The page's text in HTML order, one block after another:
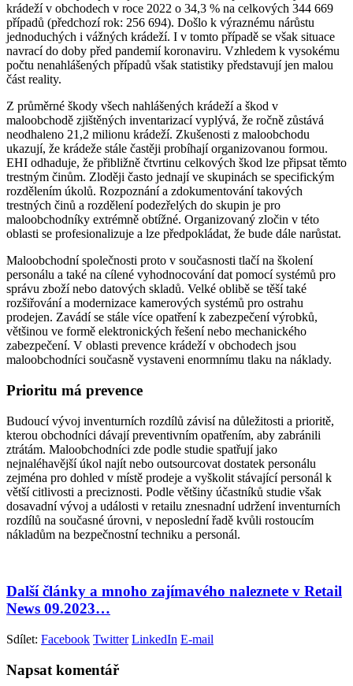
krádeží v obchodech v roce 2022 o 34,3 % na celkových 344 669
případů (předchozí rok: 256 694). Došlo k výraznému nárůstu
jednoduchých i vážných krádeží. I v tomto případě se však situace
navrací do doby před pandemií koronaviru. Vzhledem k vysokému
počtu nenahlášených případů však statistiky představují jen malou
část reality.
Z průměrné škody všech nahlášených krádeží a škod v
maloobchodě zjištěných inventarizací vyplývá, že ročně zůstává
neodhaleno 21,2 milionu krádeží. Zkušenosti z maloobchodu
ukazují, že krádeže stále častěji probíhají organizovanou formou.
EHI odhaduje, že přibližně čtvrtinu celkových škod lze připsat těmto
trestným činům. Zloději často jednají ve skupinách se specifickým
rozdělením úkolů. Rozpoznání a zdokumentování takových
trestných činů a rozdělení podezřelých do skupin je pro
maloobchodníky extrémně obtížné. Organizovaný zločin v této
oblasti se profesionalizuje a lze předpokládat, že bude dále narůstat.
Maloobchodní společnosti proto v současnosti tlačí na školení
personálu a také na cílené vyhodnocování dat pomocí systémů pro
správu zboží nebo datových skladů. Velké oblibě se těší také
rozšiřování a modernizace kamerových systémů pro ostrahu
prodejen. Zavádí se stále více opatření k zabezpečení výrobků,
většinou ve formě elektronických řešení nebo mechanického
zabezpečení. V oblasti prevence krádeží v obchodech jsou
maloobchodníci současně vystaveni enormnímu tlaku na náklady.
Prioritu má prevence
Budoucí vývoj inventurních rozdílů závisí na důležitosti a prioritě,
kterou obchodníci dávají preventivním opatřením, aby zabránili
ztrátám. Maloobchodníci zde podle studie spatřují jako
nejnaléhavější úkol najít nebo outsourcovat dostatek personálu
zejména pro dohled v místě prodeje a vyškolit stávající personál k
větší citlivosti a preciznosti. Podle většiny účastníků studie však
dosavadní vývoj a události v retailu znesnadní udržení inventurních
rozdílů na současné úrovni, v neposlední řadě kvůli rostoucím
nákladům na bezpečnostní techniku a personál.
Další články a mnoho zajímavého naleznete v Retail
News 09.2023…
Sdílet: Facebook Twitter LinkedIn E-mail
Napsat komentář